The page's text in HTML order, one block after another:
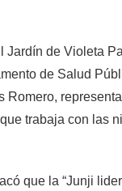
de Violeta
de Salud
trabaja con las
que la “Junji